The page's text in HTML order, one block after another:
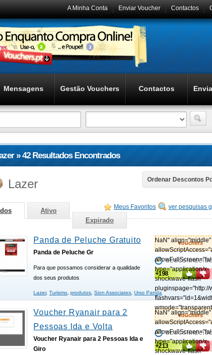
Contactos
Enviar Voucher
A Minha Conta
Mensagens Gestão Vouchers Contactos
» 42 Resultados Encontrados
Ordenar Descontos
Lazer
ver pesquisas
Meus Favoritos
Ativo
Expirado
vouchers
NaN" align="middle"
type="application/x-
shockwave-flash"
pluginspage="http://
+198
Panda de Peluche Gratuito
Panda de Peluche Gr
Para que possamos considerar a qualidade
dos seus produtos
Lazer,Turismo,produtos,Sion Associates,Urso Panda
vouchers
NaN" align="middle"
type="application/x-
shockwave-flash"
+213
Voucher Ryanair para 2
Pessoas Ida e Volta
Voucher Ryanair para 2 Pessoas Ida e
Giro